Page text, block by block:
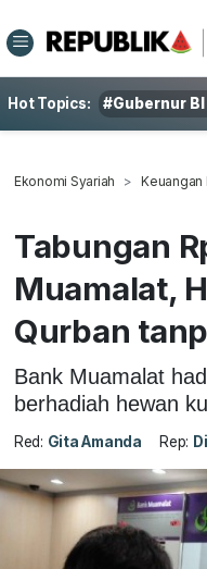
Hot Topics: #Gubernur
Ekonomi Syariah
Keuangan
Tabungan
Muamalat,
Qurban
Bank Muamalat
berhadiah hewan
Red: Gita Amanda Rep: